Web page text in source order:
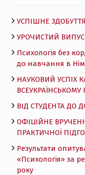
УСПІШНЕ
УРОЧИСТИЙ
Психологія без
до навчання в
НАУКОВИЙ УСПІХ
ВСЕУКРАЇНСЬКОМУ
ВІД СТУДЕНТА ДО
ОФІЦІЙНЕ
ПРАКТИЧНОЇ
Результати
«Психологія» за
року